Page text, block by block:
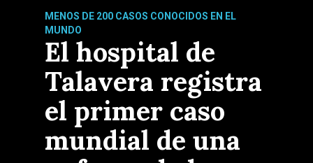
MENOS DE 200 CASOS CONOCIDOS EN EL
MUNDO
El hospital de
Talavera registra
el primer caso
mundial de una